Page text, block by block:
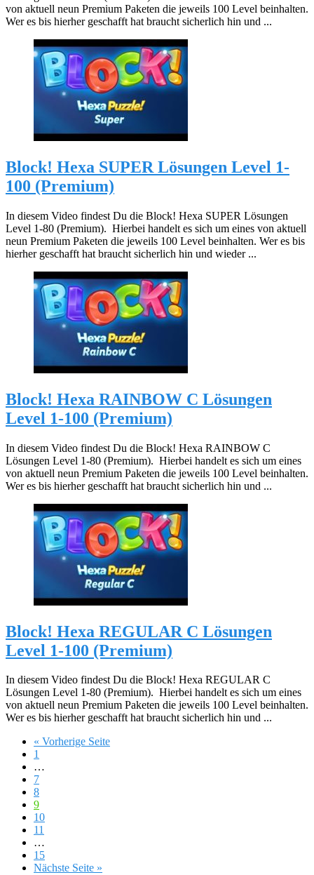
von aktuell neun Premium Paketen die jeweils 100 Level beinhalten.
Wer es bis hierher geschafft hat braucht sicherlich hin und ...
Block! Hexa SUPER Lösungen Level 1-
100 (Premium)
In diesem Video findest Du die Block! Hexa SUPER Lösungen
Level 1-80 (Premium). Hierbei handelt es sich um eines von aktuell
neun Premium Paketen die jeweils 100 Level beinhalten. Wer es bis
hierher geschafft hat braucht sicherlich hin und wieder ...
Block! Hexa RAINBOW C Lösungen
Level 1-100 (Premium)
In diesem Video findest Du die Block! Hexa RAINBOW C
Lösungen Level 1-80 (Premium). Hierbei handelt es sich um eines
von aktuell neun Premium Paketen die jeweils 100 Level beinhalten.
Wer es bis hierher geschafft hat braucht sicherlich hin und ...
Block! Hexa REGULAR C Lösungen
Level 1-100 (Premium)
In diesem Video findest Du die Block! Hexa REGULAR C
Lösungen Level 1-80 (Premium). Hierbei handelt es sich um eines
von aktuell neun Premium Paketen die jeweils 100 Level beinhalten.
Wer es bis hierher geschafft hat braucht sicherlich hin und ...
« Vorherige Seite
1
…
7
8
9
10
11
…
15
Nächste Seite »